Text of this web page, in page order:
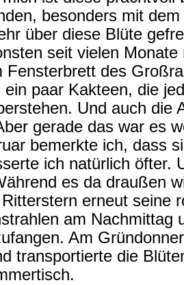
besonders mit
über diese Blüte
seit vielen
Fensterbrett des
ein paar Kakteen, die
Und auch die
gerade das war es
bemerkte ich, dass
ich natürlich öfter.
es da draußen
erneut seine
am Nachmittag
Am
transportierte die